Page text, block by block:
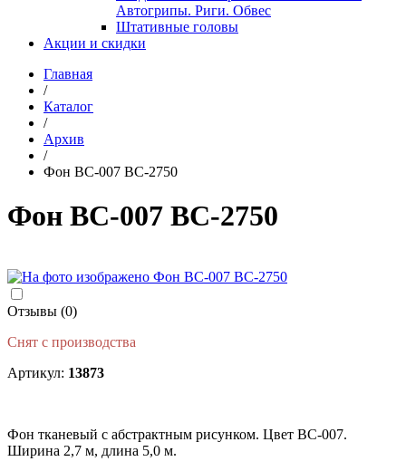
Автогрипы. Риги. Обвес
Штативные головы
Акции и скидки
Главная
/
Каталог
/
Архив
/
Фон BC-007 BC-2750
Фон BC-007 BC-2750
Отзывы (0)
Снят с производства
Артикул: 13873
Фон тканевый с абстрактным рисунком. Цвет BC-007.
Ширина 2,7 м, длина 5,0 м.